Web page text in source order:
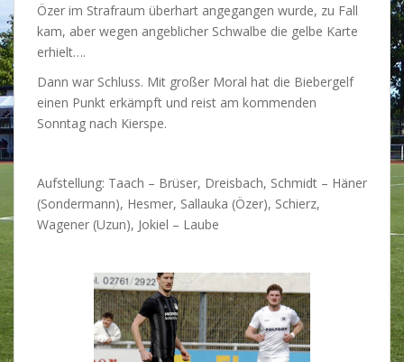
Özer im Strafraum überhart angegangen wurde, zu Fall
kam, aber wegen angeblicher Schwalbe die gelbe Karte
erhielt….
Dann war Schluss. Mit großer Moral hat die Biebergelf
einen Punkt erkämpft und reist am kommenden
Sonntag nach Kierspe.
Aufstellung: Taach – Brüser, Dreisbach, Schmidt – Häner
(Sondermann), Hesmer, Sallauka (Özer), Schierz,
Wagener (Uzun), Jokiel – Laube